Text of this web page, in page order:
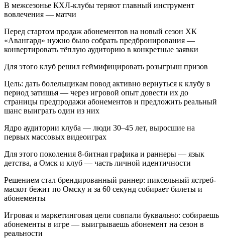
В межсезонье КХЛ-клубы теряют главный инструмент
вовлечения — матчи
Перед стартом продаж абонементов на новый сезон ХК
«Авангард» нужно было собрать предбронирования —
конвертировать тёплую аудиторию в конкретные заявки
Для этого клуб решил геймифицировать розыгрыш призов
Цель: дать болельщикам повод активно вернуться к клубу в
период затишья — через игровой опыт довести их до
страницы предпродажи абонементов и предложить реальный
шанс выиграть один из них
Ядро аудитории клуба — люди 30–45 лет, выросшие на
первых массовых видеоиграх
Для этого поколения 8-битная графика и раннеры — язык
детства, а Омск и клуб — часть личной идентичности
Решением стал брендированный раннер: пиксельный ястреб-
маскот бежит по Омску и за 60 секунд собирает билеты и
абонементы
Игровая и маркетинговая цели совпали буквально: собираешь
абонементы в игре — выигрываешь абонемент на сезон в
реальности